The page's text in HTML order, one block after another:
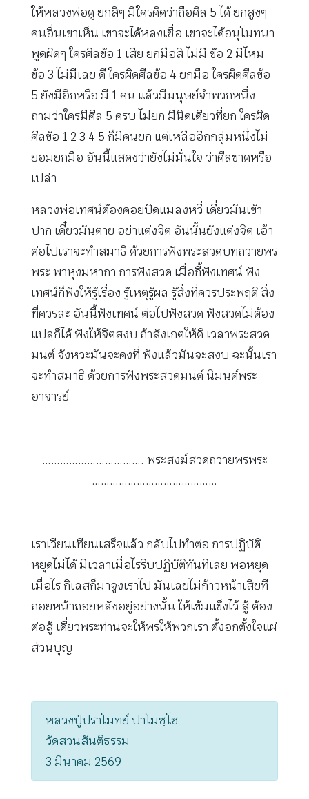
ให้หลวงพ่อดู ยกสิๆ มีใครคิดว่าถือศีล 5 ได้ ยกสูงๆ
คนอื่นเขาเห็น เขาจะได้หลงเชื่อ เขาจะได้อนุโมทนา
พูดผิดๆ ใครศีลข้อ 1 เสีย ยกมือสิ ไม่มี ข้อ 2 มีไหม
ข้อ 3 ไม่มีเลย ดี ใครผิดศีลข้อ 4 ยกมือ ใครผิดศีลข้อ
5 ยังมีอีกหรือ มี 1 คน แล้วมีมนุษย์จำพวกหนึ่ง
ถามว่าใครมีศีล 5 ครบ ไม่ยก มีนิดเดียวที่ยก ใครผิด
ศีลข้อ 1 2 3 4 5 ก็มีคนยก แต่เหลืออีกกลุ่มหนึ่งไม่
ยอมยกมือ อันนี้แสดงว่ายังไม่มั่นใจ ว่าศีลขาดหรือ
เปล่า
หลวงพ่อเทศน์ต้องคอยปัดแมลงหวี่ เดี๋ยวมันเข้า
ปาก เดี๋ยวมันตาย อย่าแต่งจิต อันนั้นยังแต่งจิต เอ้า
ต่อไปเราจะทำสมาธิ ด้วยการฟังพระสวดบทถวายพร
พระ พาหุงมหากา การฟังสวด เมื่อกี้ฟังเทศน์ ฟัง
เทศน์ก็ฟังให้รู้เรื่อง รู้เหตุรู้ผล รู้สิ่งที่ควรประพฤติ สิ่ง
ที่ควรละ อันนี้ฟังเทศน์ ต่อไปฟังสวด ฟังสวดไม่ต้อง
แปลก็ได้ ฟังให้จิตสงบ ถ้าสังเกตให้ดี เวลาพระสวด
มนต์ จังหวะมันจะคงที่ ฟังแล้วมันจะสงบ ฉะนั้นเรา
จะทำสมาธิ ด้วยการฟังพระสวดมนต์ นิมนต์พระ
อาจารย์
……………………………. พระสงฆ์สวดถวายพรพระ
……………………………………
เราเวียนเทียนเสร็จแล้ว กลับไปทำต่อ การปฏิบัติ
หยุดไม่ได้ มีเวลาเมื่อไรรีบปฏิบัติทันทีเลย พอหยุด
เมื่อไร กิเลสก็มาจูงเราไป มันเลยไม่ก้าวหน้าเสียที
ถอยหน้าถอยหลังอยู่อย่างนั้น ให้เข้มแข็งไว้ สู้ ต้อง
ต่อสู้ เดี๋ยวพระท่านจะให้พรให้พวกเรา ตั้งอกตั้งใจแผ่
ส่วนบุญ
หลวงปู่ปราโมทย์ ปาโมชฺโช
วัดสวนสันติธรรม
3 มีนาคม 2569